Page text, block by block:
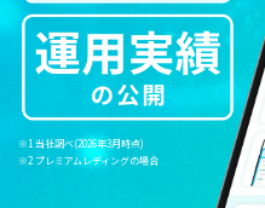
※1 当社調べ(2026年3月時点)
※2 プレミアムレディングの場合